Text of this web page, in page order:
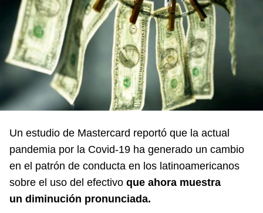
Un estudio de Mastercard reportó que la actual
pandemia por la Covid-19 ha generado un cambio
en el patrón de conducta en los latinoamericanos
sobre el uso del efectivo que ahora muestra
un diminución pronunciada.